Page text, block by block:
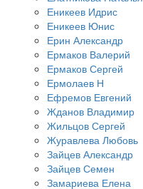
Еникеев Идрис
Еникеев Юнис
Ерин Александр
Ермаков Валерий
Ермаков Сергей
Ермолаев Н
Ефремов Евгений
Жданов Владимир
Жильцов Сергей
Журавлева Любовь
Зайцев Александр
Зайцев Семен
Замариева Елена